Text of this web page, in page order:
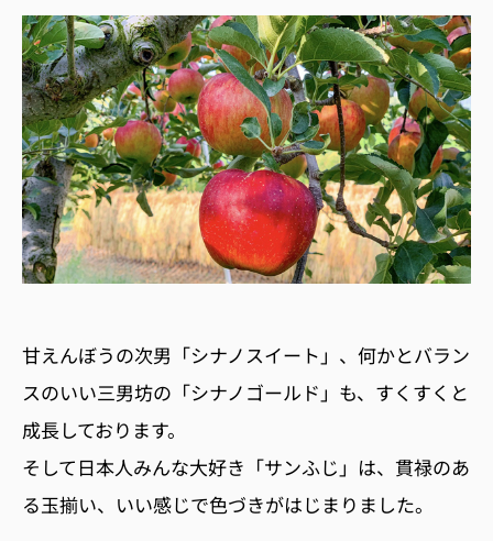
甘えんぼうの次男「シナノスイート」、何かとバラン
スのいい三男坊の「シナノゴールド」も、すくすくと
成長しております。
そして日本人みんな大好き「サンふじ」は、貫禄のあ
る玉揃い、いい感じで色づきがはじまりました。